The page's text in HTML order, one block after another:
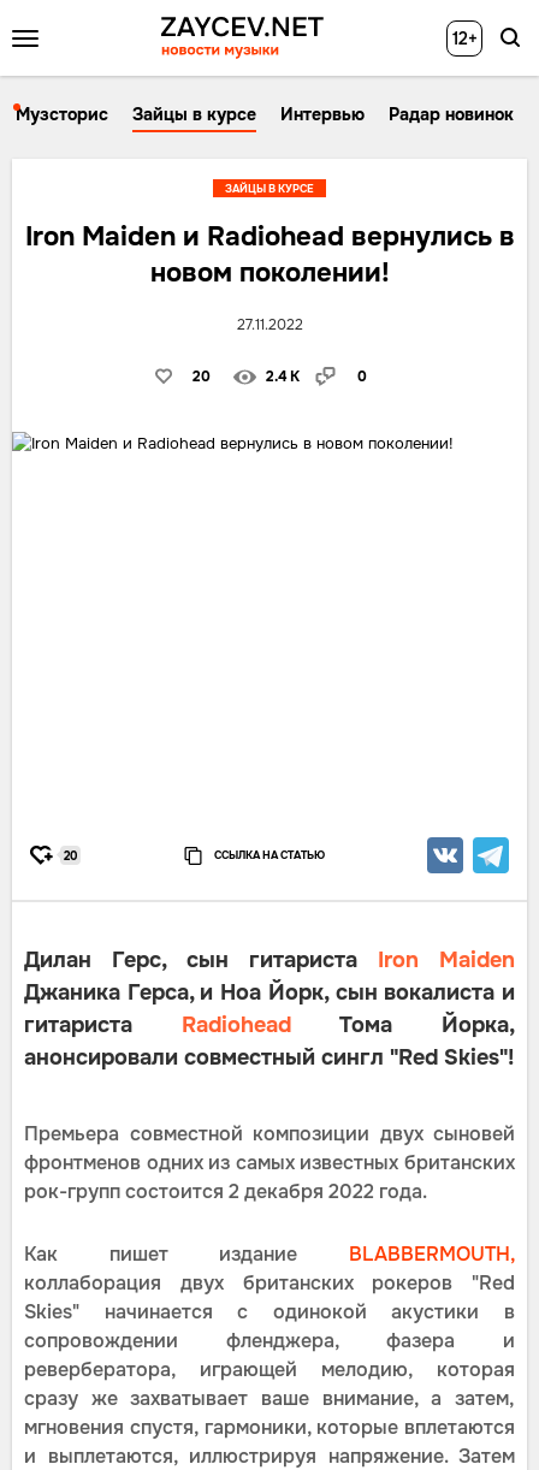
12+
Музсторис Зайцы в курсе Интервью Радар новинок
Iron Maiden и Radiohead вернулись в
новом поколении!
27.11.2022
20 2.4 K 0
ЗАЙЦЫ В КУРСЕ
20 ССЫЛКА НА СТАТЬЮ
Дилан Герс, сын гитариста Iron Maiden
Джаника Герса, и Ноа Йорк, сын вокалиста и
гитариста RadioheadТома Йорка,
анонсировали совместный сингл "Red Skies"!
Премьера совместной композиции двух сыновей
фронтменов одних из самых известных британских
рок-групп состоится 2 декабря 2022 года.
Как пишет издание BLABBERMOUTH,
коллаборация двух британских рокеров "Red
Skies" начинается с одинокой акустики в
сопровождении фленджера, фазера и
ревербератора, играющей мелодию, которая
сразу же захватывает ваше внимание, а затем,
мгновения спустя, гармоники, которые вплетаются
и выплетаются, иллюстрируя напряжение. Затем